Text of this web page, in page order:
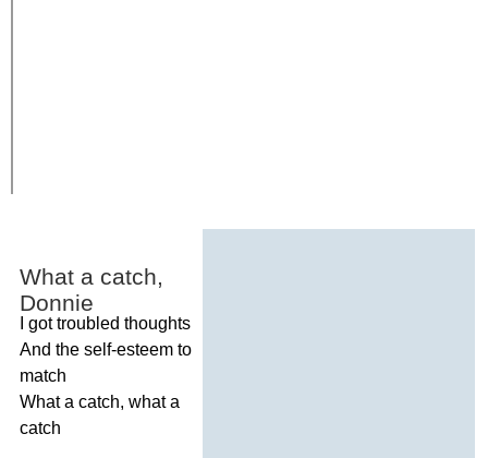
What a catch,
Donnie
got troubled thoughts
And the self-esteem to
match
What a catch, what a
catch